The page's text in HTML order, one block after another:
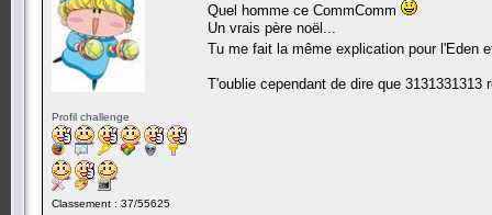
Profil challenge
Classement : 37/55625
Quel homme ce CommComm
Un vrais père noël...
Tu me fait la même explication pour l'Eden
T'oublie cependant de dire que 3131331313